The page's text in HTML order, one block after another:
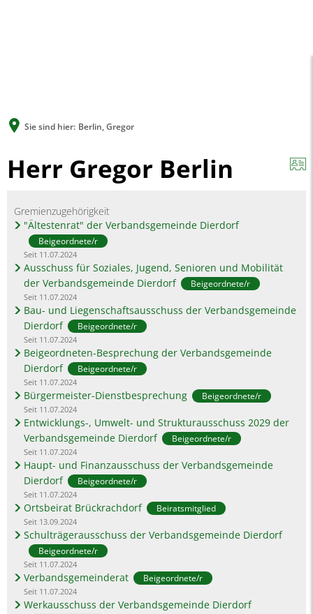
Sie sind hier: Berlin, Gregor
Herr Gregor Berlin
Gremienzugehörigkeit
"Ältestenrat" der Verbandsgemeinde Dierdorf
Beigeordnete/r
Seit 11.07.2024
Ausschuss für Soziales, Jugend, Senioren und Mobilität
der Verbandsgemeinde Dierdorf
Beigeordnete/r
Seit 11.07.2024
Bau- und Liegenschaftsausschuss der Verbandsgemeinde
Dierdorf
Beigeordnete/r
Seit 11.07.2024
Beigeordneten-Besprechung der Verbandsgemeinde
Dierdorf
Beigeordnete/r
Seit 11.07.2024
Bürgermeister-Dienstbesprechung Beigeordnete/r
Seit 11.07.2024
Entwicklungs-, Umwelt- und Strukturausschuss 2029 der
Verbandsgemeinde Dierdorf
Beigeordnete/r
Seit 11.07.2024
Haupt- und Finanzausschuss der Verbandsgemeinde
Dierdorf
Beigeordnete/r
Seit 11.07.2024
Ortsbeirat Brückrachdorf Beiratsmitglied
Seit 13.09.2024
Schulträgerausschuss der Verbandsgemeinde Dierdorf
Beigeordnete/r
Seit 11.07.2024
Verbandsgemeinderat Beigeordnete/r
Seit 11.07.2024
Werkausschuss der Verbandsgemeinde Dierdorf